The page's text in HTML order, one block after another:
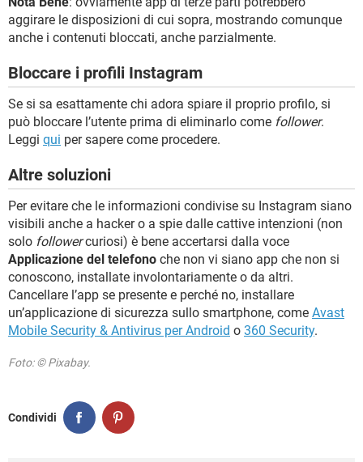
aggirare le disposizioni di cui sopra, mostrando comunque
anche i contenuti bloccati, anche parzialmente.
Bloccare i profili Instagram
Se si sa esattamente chi adora spiare il proprio profilo, si
può bloccare l’utente prima di eliminarlo come follower.
Leggi qui per sapere come procedere.
Altre soluzioni
Per evitare che le informazioni condivise su Instagram siano
visibili anche a hacker o a spie dalle cattive intenzioni (non
solo followercuriosi) è bene accertarsi dalla voce
Applicazione del telefono che non vi siano app che non si
conoscono, installate involontariamente o da altri.
Cancellare l’app se presente e perché no, installare
un’applicazione di sicurezza sullo smartphone, come Avast
Mobile Security & Antivirus per Android o 360 Security.
Foto: © Pixabay.
Condividi